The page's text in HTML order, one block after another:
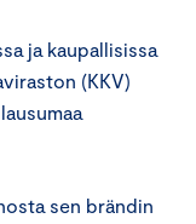
ja kaupallisissa
(KKV)
sen brändin